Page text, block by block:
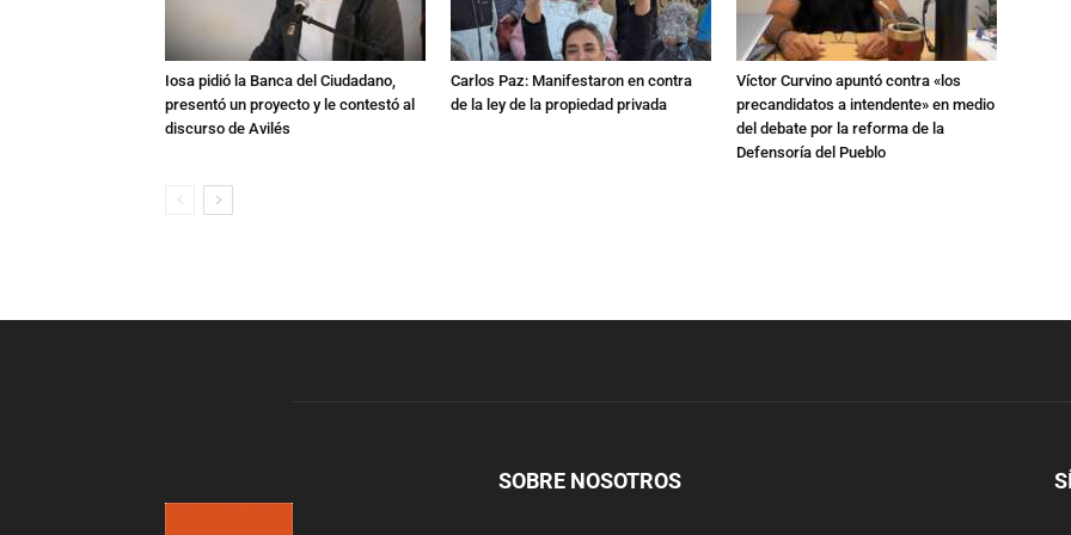
Iosa pidió la Banca del Ciudadano,
presentó un proyecto y le contestó al
discurso de Avilés
Carlos Paz: Manifestaron en contra
de la ley de la propiedad privada
Víctor Curvino apuntó contra «los
precandidatos a intendente» en medio
del debate por la reforma de la
Defensoría del Pueblo
SOBRE NOSOTROS